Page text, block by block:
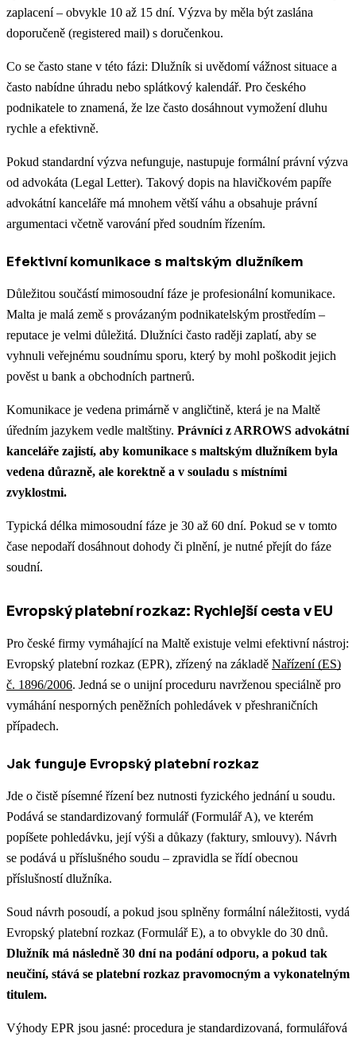
zaplacení – obvykle 10 až 15 dní. Výzva by měla být zaslána
doporučeně (registered mail) s doručenkou.
Co se často stane v této fázi: Dlužník si uvědomí vážnost situace a
často nabídne úhradu nebo splátkový kalendář. Pro českého
podnikatele to znamená, že lze často dosáhnout vymožení dluhu
rychle a efektivně.
Pokud standardní výzva nefunguje, nastupuje formální právní výzva
od advokáta (Legal Letter). Takový dopis na hlavičkovém papíře
advokátní kanceláře má mnohem větší váhu a obsahuje právní
argumentaci včetně varování před soudním řízením.
Efektivní komunikace s maltským dlužníkem
Důležitou součástí mimosoudní fáze je profesionální komunikace.
Malta je malá země s provázaným podnikatelským prostředím –
reputace je velmi důležitá. Dlužníci často raději zaplatí, aby se
vyhnuli veřejnému soudnímu sporu, který by mohl poškodit jejich
pověst u bank a obchodních partnerů.
Komunikace je vedena primárně v angličtině, která je na Maltě
úředním jazykem vedle maltštiny. Právníci z ARROWS advokátní
kanceláře zajistí, aby komunikace s maltským dlužníkem byla
vedena důrazně, ale korektně a v souladu s místními
zvyklostmi.
Typická délka mimosoudní fáze je 30 až 60 dní. Pokud se v tomto
čase nepodaří dosáhnout dohody či plnění, je nutné přejít do fáze
soudní.
Evropský platební rozkaz: Rychlejší cesta v EU
Pro české firmy vymáhající na Maltě existuje velmi efektivní nástroj:
Evropský platební rozkaz (EPR), zřízený na základě Nařízení (ES)
č. 1896/2006. Jedná se o unijní proceduru navrženou speciálně pro
vymáhání nesporných peněžních pohledávek v přeshraničních
případech.
Jak funguje Evropský platební rozkaz
Jde o čistě písemné řízení bez nutnosti fyzického jednání u soudu.
Podává se standardizovaný formulář (Formulář A), ve kterém
popíšete pohledávku, její výši a důkazy (faktury, smlouvy). Návrh
se podává u příslušného soudu – zpravidla se řídí obecnou
příslušností dlužníka.
Soud návrh posoudí, a pokud jsou splněny formální náležitosti, vydá
Evropský platební rozkaz (Formulář E), a to obvykle do 30 dnů.
Dlužník má následně 30 dní na podání odporu, a pokud tak
neučiní, stává se platební rozkaz pravomocným a vykonatelným
titulem.
Výhody EPR jsou jasné: procedura je standardizovaná, formulářová